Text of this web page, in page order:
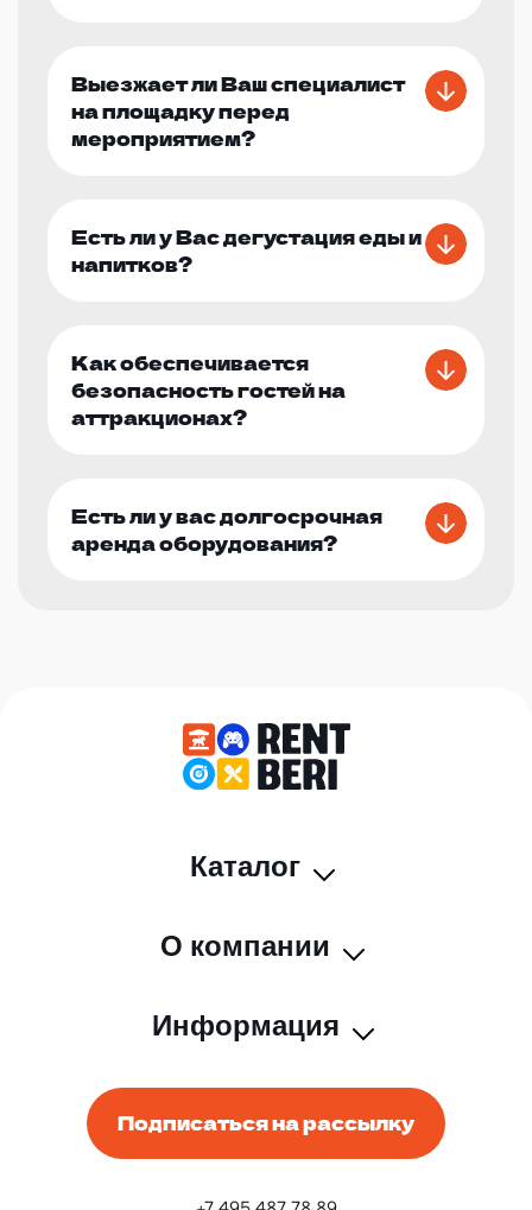
Выезжает ли Ваш специалист
на площадку перед
мероприятием?
Есть ли у Вас дегустация еды и
напитков?
Как обеспечивается
безопасность гостей на
аттракционах?
Есть ли у вас долгосрочная
аренда оборудования?
Каталог
О компании
Информация
Подписаться на рассылку